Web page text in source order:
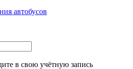
автобусов
в свою учётную запись